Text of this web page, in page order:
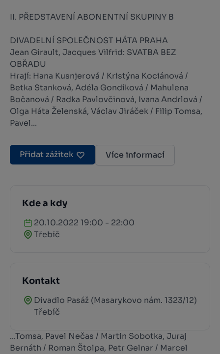
II. PŘEDSTAVENÍ ABONENTNÍ SKUPINY B
DIVADELNÍ SPOLEČNOST HÁTA PRAHA
Jean Girault, Jacques Vilfrid: SVATBA BEZ
OBŘADU
Hrají: Hana Kusnjerová / Kristýna Kociánová /
Betka Stanková, Adéla Gondíková / Mahulena
Bočanová / Radka Pavlovčinová, Ivana Andrlová /
Olga Háta Želenská, Václav Jiráček / Filip Tomsa,
Pavel...
Přidat zážitek Více informací
Kde a kdy
20.10.2022 19:00 - 22:00
Třebíč
Kontakt
Divadlo Pasáž (Masarykovo nám. 1323/12)
Třebíč
...Tomsa, Pavel Nečas / Martin Sobotka, Juraj
Bernáth / Roman Štolpa, Petr Gelnar / Marcel